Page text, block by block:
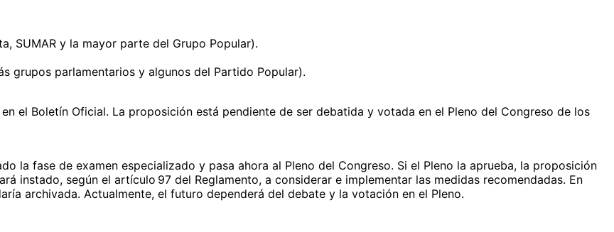
SUMAR y la mayor parte del Grupo Popular).
grupos parlamentarios y algunos del Partido Popular).
el Boletín Oficial. La proposición está pendiente de ser debatida y votada en el Pleno del Congreso de los
la fase de examen especializado y pasa ahora al Pleno del Congreso. Si el Pleno la aprueba, la proposición
instado, según el artículo 97 del Reglamento, a considerar e implementar las medidas recomendadas. En
archivada. Actualmente, el futuro dependerá del debate y la votación en el Pleno.